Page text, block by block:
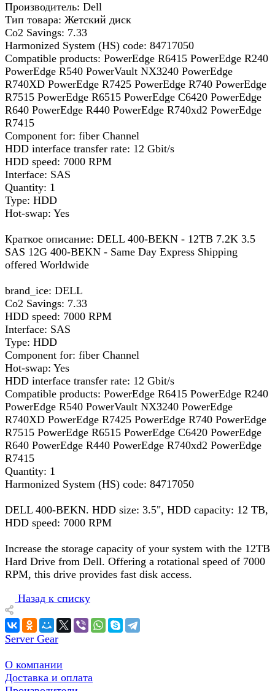
Производитель: Dell
Тип товара: Жетский диск
Co2 Savings: 7.33
Harmonized System (HS) code: 84717050
Compatible products: PowerEdge R6415 PowerEdge R240
PowerEdge R540 PowerVault NX3240 PowerEdge
R740XD PowerEdge R7425 PowerEdge R740 PowerEdge
R7515 PowerEdge R6515 PowerEdge C6420 PowerEdge
R640 PowerEdge R440 PowerEdge R740xd2 PowerEdge
R7415
Component for: fiber Channel
HDD interface transfer rate: 12 Gbit/s
HDD speed: 7000 RPM
Interface: SAS
Quantity: 1
Type: HDD
Hot-swap: Yes
Краткое описание: DELL 400-BEKN - 12TB 7.2K 3.5
SAS 12G 400-BEKN - Same Day Express Shipping
offered Worldwide
brand_ice: DELL
Co2 Savings: 7.33
HDD speed: 7000 RPM
Interface: SAS
Type: HDD
Component for: fiber Channel
Hot-swap: Yes
HDD interface transfer rate: 12 Gbit/s
Compatible products: PowerEdge R6415 PowerEdge R240
PowerEdge R540 PowerVault NX3240 PowerEdge
R740XD PowerEdge R7425 PowerEdge R740 PowerEdge
R7515 PowerEdge R6515 PowerEdge C6420 PowerEdge
R640 PowerEdge R440 PowerEdge R740xd2 PowerEdge
R7415
Quantity: 1
Harmonized System (HS) code: 84717050
DELL 400-BEKN. HDD size: 3.5", HDD capacity: 12 TB,
HDD speed: 7000 RPM
Increase the storage capacity of your system with the 12TB
Hard Drive from Dell. Offering a rotational speed of 7000
RPM, this drive provides fast disk access.
Назад к списку
Server Gear
О компании
Доставка и оплата